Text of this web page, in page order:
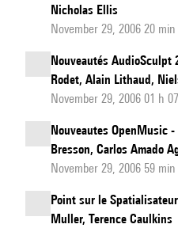
Nicholas Ellis
November 29, 2006 20 min
Nouveautés
Rodet, Alain Lithaud,
November 29, 2006 01 h
Nouveautes OpenMusic
Bresson, Carlos Amado
November 29, 2006 59 min
Point sur le
Muller, Terence Caulkins